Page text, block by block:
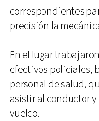
correspondientes
precisión la
En el lugar
efectivos policiales,
personal de salud,
asistir al conductor y
vuelco.